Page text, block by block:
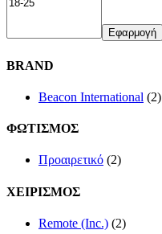
Εφαρμογή
BRAND
Beacon International (2)
ΦΩΤΙΣΜΟΣ
Προαιρετικό (2)
ΧΕΙΡΙΣΜΟΣ
Remote (Inc.) (2)